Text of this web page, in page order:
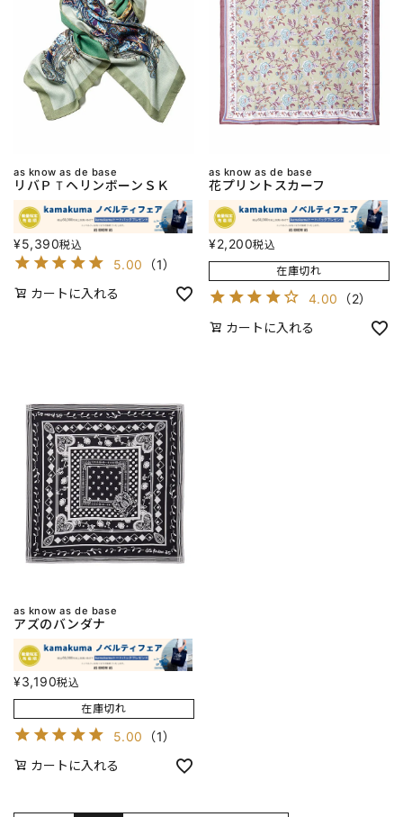
as know as de base
リバＰＴヘリンボーンＳＫ
¥5,390税込
5.00 （1）
カートに入れる
as know as de base
花プリントスカーフ
¥2,200税込
在庫切れ
4.00 （2）
カートに入れる
as know as de base
アズのバンダナ
¥3,190税込
在庫切れ
5.00 （1）
カートに入れる